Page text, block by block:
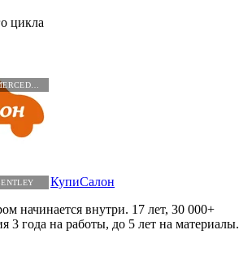
цикла
КупиСалон
начинается внутри. 17 лет, 30 000+
3 года на работы, до 5 лет на материалы.